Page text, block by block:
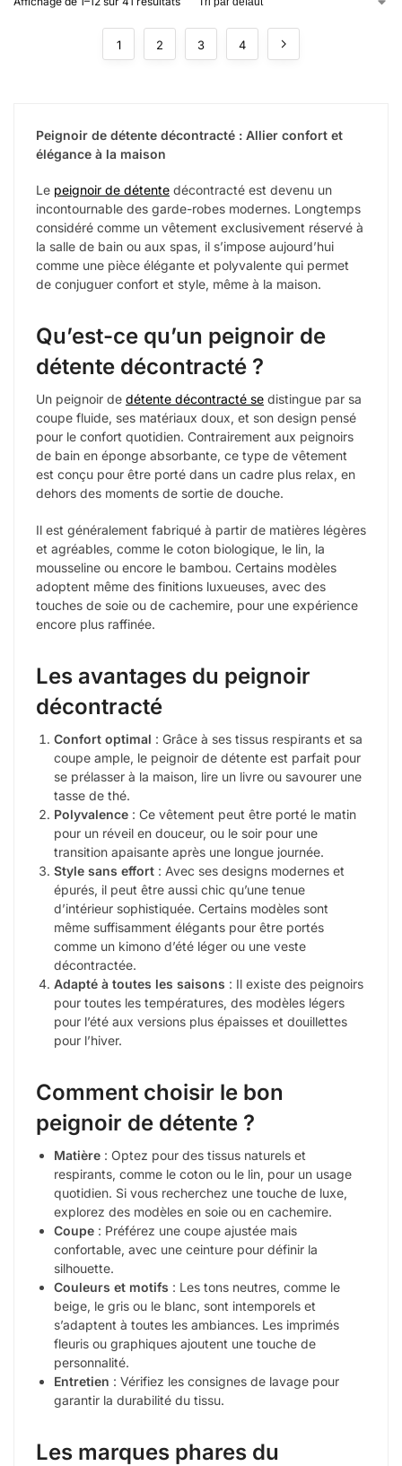
1 2 3 4
Peignoir de détente décontracté : Allier confort et
élégance à la maison
Le peignoir de détente décontracté est devenu un
incontournable des garde-robes modernes. Longtemps
considéré comme un vêtement exclusivement réservé à
la salle de bain ou aux spas, il s’impose aujourd’hui
comme une pièce élégante et polyvalente qui permet
de conjuguer confort et style, même à la maison.
Qu’est-ce qu’un peignoir de
détente décontracté ?
Un peignoir de détente décontracté se distingue par sa
coupe fluide, ses matériaux doux, et son design pensé
pour le confort quotidien. Contrairement aux peignoirs
de bain en éponge absorbante, ce type de vêtement
est conçu pour être porté dans un cadre plus relax, en
dehors des moments de sortie de douche.
Il est généralement fabriqué à partir de matières légères
et agréables, comme le coton biologique, le lin, la
mousseline ou encore le bambou. Certains modèles
adoptent même des finitions luxueuses, avec des
touches de soie ou de cachemire, pour une expérience
encore plus raffinée.
Les avantages du peignoir
décontracté
Confort optimal : Grâce à ses tissus respirants et sa
coupe ample, le peignoir de détente est parfait pour
se prélasser à la maison, lire un livre ou savourer une
tasse de thé.
Polyvalence : Ce vêtement peut être porté le matin
pour un réveil en douceur, ou le soir pour une
transition apaisante après une longue journée.
Style sans effort : Avec ses designs modernes et
épurés, il peut être aussi chic qu’une tenue
d’intérieur sophistiquée. Certains modèles sont
même suffisamment élégants pour être portés
comme un kimono d’été léger ou une veste
décontractée.
Adapté à toutes les saisons : Il existe des peignoirs
pour toutes les températures, des modèles légers
pour l’été aux versions plus épaisses et douillettes
pour l’hiver.
Comment choisir le bon
peignoir de détente ?
Matière : Optez pour des tissus naturels et
respirants, comme le coton ou le lin, pour un usage
quotidien. Si vous recherchez une touche de luxe,
explorez des modèles en soie ou en cachemire.
Coupe : Préférez une coupe ajustée mais
confortable, avec une ceinture pour définir la
silhouette.
Couleurs et motifs : Les tons neutres, comme le
beige, le gris ou le blanc, sont intemporels et
s’adaptent à toutes les ambiances. Les imprimés
fleuris ou graphiques ajoutent une touche de
personnalité.
Entretien : Vérifiez les consignes de lavage pour
garantir la durabilité du tissu.
Les marques phares du